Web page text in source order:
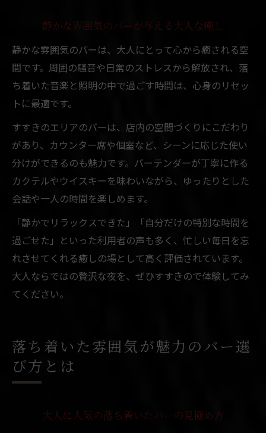
静かな雰囲気のバーが与える大人な癒し
静かな雰囲気のバーは、大人にとって心から癒される空
間です。周囲の騒音や日常のストレスから解放され、落
ち着いた音楽と照明の中で過ごす時間は、心身のリセッ
トに最適です。
すすきのエリアのバーは、店内の空間づくりにこだわり
があり、カウンター席や個室など、シーンに応じた使い
分けができるのも魅力です。バーテンダーが丁寧に作る
カクテルやウイスキーを味わいながら、ゆったりとした
会話や一人の時間を楽しめます。
「静かでリラックスできた」「自分だけの特別な時間を
過ごせた」といった利用者の声も多く、忙しい毎日を忘
れさせてくれる癒しの場として高く評価されています。
大人ならではの贅沢な夜を、ぜひすすきので体験してみ
てください。
落ち着いた雰囲気が魅力のバー選
び方とは
大人に人気の落ち着いたバーの見極め方